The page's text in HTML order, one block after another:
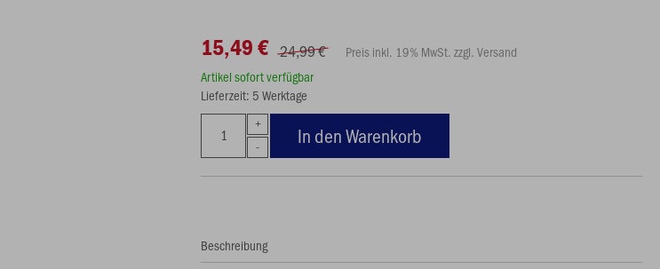
15,49 € 24,99 €
Preis inkl. 19% MwSt. zzgl. Versand
Artikel sofort verfügbar
Lieferzeit: 5 Werktage
In den Warenkorb
Beschreibung